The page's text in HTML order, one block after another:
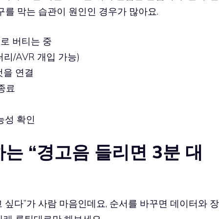
를 막는 습관이 원인인 경우가 많아요.
버티는 중
/AVR 개입 가능)
연결
료
성 확인
“경고음 들리면 3분 대
다”가 사람 마음인데요, 순서를 바꾸면 데이터와 장